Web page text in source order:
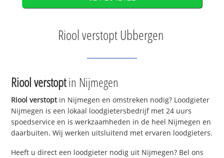
Riool verstopt Ubbergen
Riool verstoptin Nijmegen
Riool verstoptin Nijmegen en omstreken nodig? Loodgieter
Nijmegen is een lokaal loodgietersbedrijf met 24 uurs
spoedservice en is werkzaamheden in de heel Nijmegen en
daarbuiten. Wij werken uitsluitend met ervaren loodgieters.
Heeft u direct een loodgieter nodig uit Nijmegen? Bel ons